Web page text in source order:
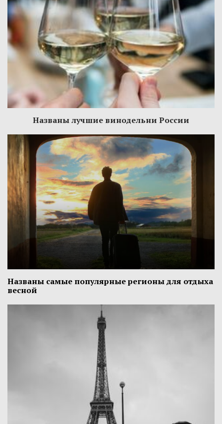
Названы лучшие винодельни России
Названы самые популярные регионы для отдыха
весной